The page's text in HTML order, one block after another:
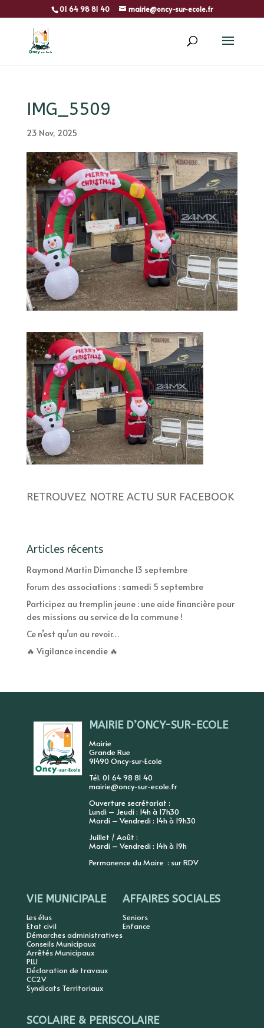
01 64 98 81 40 mairie@oncy-sur-ecole.fr
IMG_5509
23 Nov, 2025
RETROUVEZ NOTRE ACTU SUR FACEBOOK
Articles récents
Raymond Martin Dimanche 13 septembre
Forum des associations : samedi 5 septembre
Participez au tremplin jeune : une aide financière pour
des missions au service de la commune !
Ce n’est qu’un au revoir…
🔥 Vigilance incendie 🔥
MAIRIE D’ONCY-SUR-ECOLE
Mairie
Grande Rue
91490 Oncy-sur-Ecole
Tél. 01 64 98 81 40
mairie@oncy-sur-ecole.fr
Ouverture secrétariat :
Lundi – Jeudi : 14h à 17h30
Mardi – Vendredi : 14h à 19h30
Juillet / Août :
Mardi – Vendredi : 14h à 19h
Permanence du Maire : sur RDV
VIE MUNICIPALE
Les élus
Etat civil
Démarches administratives
Conseils Municipaux
Arrêtés Municipaux
PLU
Déclaration de travaux
CC2V
Syndicats Territoriaux
AFFAIRES SOCIALES
Seniors
Enfance
SCOLAIRE & PERISCOLAIRE